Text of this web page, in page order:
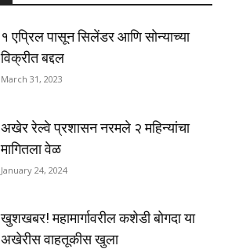
१ एप्रिल पासून सिलेंडर आणि सोन्याच्या
विक्रीत बद्दल
March 31, 2023
अखेर रेल्वे प्रशासन नरमले २ महिन्यांचा
मागितला वेळ
January 24, 2024
खुशखबर! महामार्गावरील कशेडी बोगदा या
अखेरीस वाहतूकीस खुला